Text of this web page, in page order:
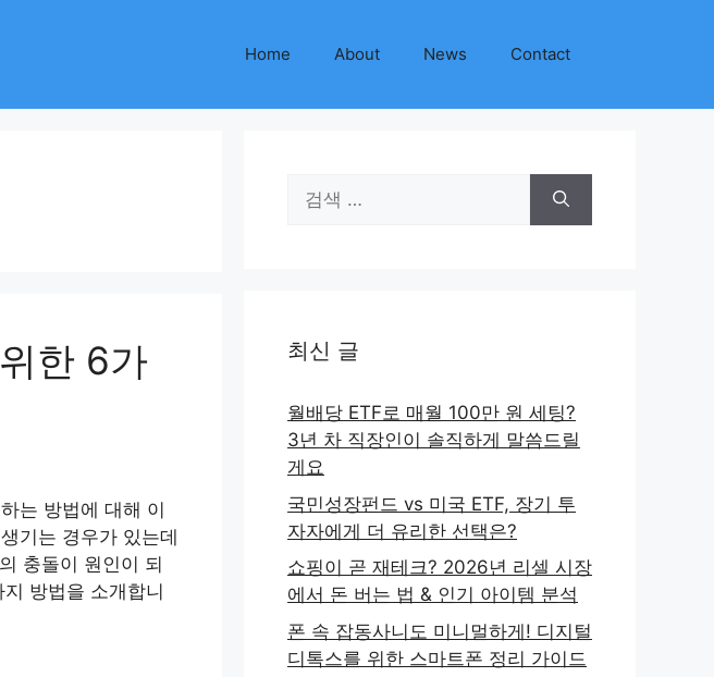
Home About News Contact
한 6가
는 방법에 대해 이
기는 경우가 있는데
충돌이 원인이 되
방법을 소개합니
색:
최신 글
월배당 ETF로 매월 100만 원 세팅?
3년 차 직장인이 솔직하게 말씀드릴
게요
국민성장펀드 vs 미국 ETF, 장기 투
자자에게 더 유리한 선택은?
쇼핑이 곧 재테크? 2026년 리셀 시장
에서 돈 버는 법 & 인기 아이템 분석
폰 속 잡동사니도 미니멀하게! 디지털
디톡스를 위한 스마트폰 정리 가이드